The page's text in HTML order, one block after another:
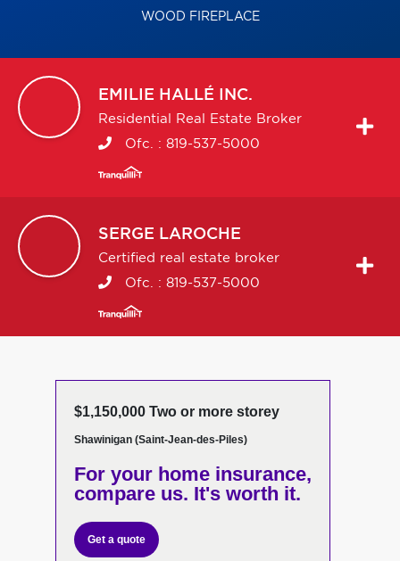
WOOD FIREPLACE
EMILIE HALLÉ INC.
Residential Real Estate Broker
Ofc. : 819-537-5000
SERGE LAROCHE
Certified real estate broker
Ofc. : 819-537-5000
$1,150,000 Two or more storey
Shawinigan (Saint-Jean-des-Piles)
For your home insurance,
compare us. It's worth it.
Get a quote